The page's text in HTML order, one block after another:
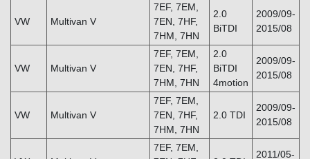
VW Multivan V
7EF, 7EM,
7EN, 7HF,
7HM, 7HN
2.0
BiTDI
2009/09-
2015/08
VW Multivan V
7EF, 7EM,
7EN, 7HF,
7HM, 7HN
2.0
BiTDI
4motion
2009/09-
2015/08
VW Multivan V
7EF, 7EM,
7EN, 7HF,
7HM, 7HN
2.0 TDI
2009/09-
2015/08
7EF, 7EM,
2011/05-